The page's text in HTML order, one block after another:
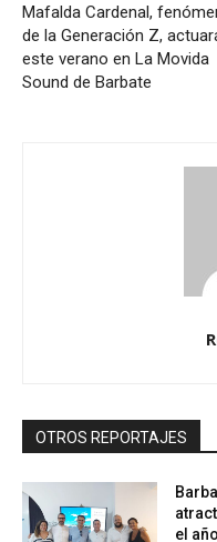
Mafalda Cardenal,
de la Generación Z,
este verano en La Movida
Sound de Barbate
OTROS REPORTAJES
el año